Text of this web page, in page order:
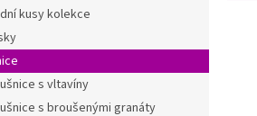
kusy kolekce
s vltavíny
s broušenými granáty